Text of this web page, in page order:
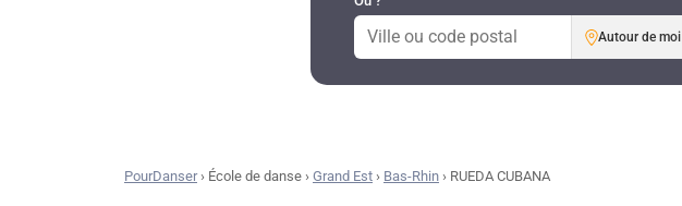
Autour de moi
PourDanser› École de danse › Grand Est › Bas-Rhin › RUEDA CUBANA